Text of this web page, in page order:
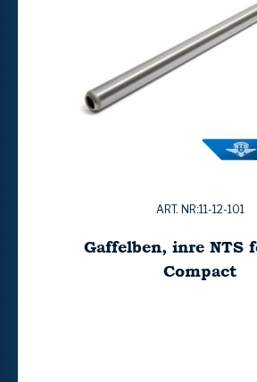
ART. NR:11-12-101
Gaffelben, inre NTS
Compact